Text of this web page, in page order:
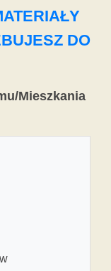
DO
Mieszkania